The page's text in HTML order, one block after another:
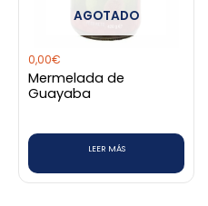
AGOTADO
0,00€
Mermelada de
Guayaba
LEER MÁS